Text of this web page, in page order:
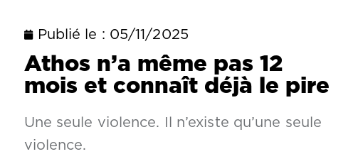
Publié le : 05/11/2025
Athos n’a même pas 12
mois et connaît déjà le pire
Une seule violence. Il n’existe qu’une seule
violence.